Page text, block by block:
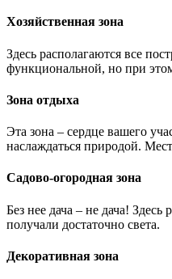
Хозяйственная зона
Здесь располагаются все
функциональной, но при
Зона отдыха
Эта зона – сердце вашего
наслаждаться природой.
Садово-огородная зона
Без нее дача – не дача!
получали достаточно света.
Декоративная зона